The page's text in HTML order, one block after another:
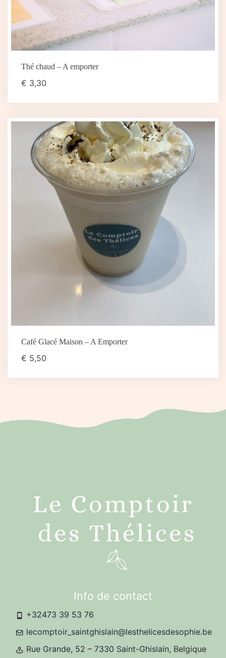
Thé chaud – A emporter
€ 3,30
Café Glacé Maison – A Emporter
€ 5,50
Info de contact
+32473 39 53 76
lecomptoir_saintghislain@lesthelicesdesophie.be
Rue Grande, 52 – 7330 Saint-Ghislain, Belgique